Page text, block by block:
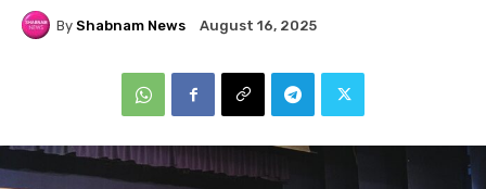
By Shabnam News August 16, 2025